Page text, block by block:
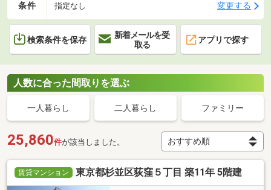
条件 指定なし 変更する
検索条件を保存
新着メールを受
取る
アプリで探す
人数に合った間取りを選ぶ
一人暮らし 二人暮らし ファミリー
25,860件が該当しました。
賃貸マンション 東京都杉並区荻窪５丁目 築11年 5階建